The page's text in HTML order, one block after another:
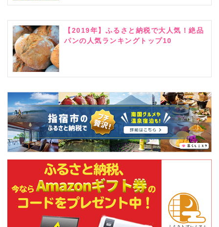
【2019年】ふるさと納税で大人気！絶品
パンの人気ランキングトップ10